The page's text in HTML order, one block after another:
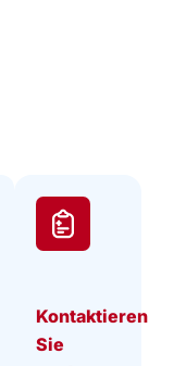
Kontaktieren
Sie